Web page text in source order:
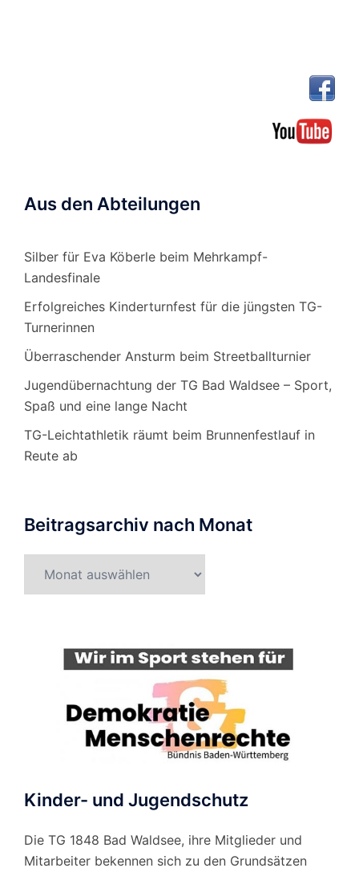
Aus den Abteilungen
Silber für Eva Köberle beim Mehrkampf-
Landesfinale
Erfolgreiches Kinderturnfest für die jüngsten TG-
Turnerinnen
Überraschender Ansturm beim Streetballturnier
Jugendübernachtung der TG Bad Waldsee – Sport,
Spaß und eine lange Nacht
TG-Leichtathletik räumt beim Brunnenfestlauf in
Reute ab
Beitragsarchiv nach Monat
nach
Kinder- und Jugendschutz
Die TG 1848 Bad Waldsee, ihre Mitglieder und
Mitarbeiter bekennen sich zu den Grundsätzen